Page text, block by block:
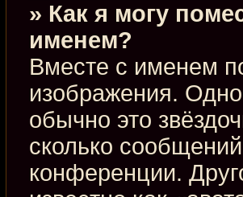
» Как я могу
именем?
Вместе с именем
изображения.
обычно это
сколько
конференции.